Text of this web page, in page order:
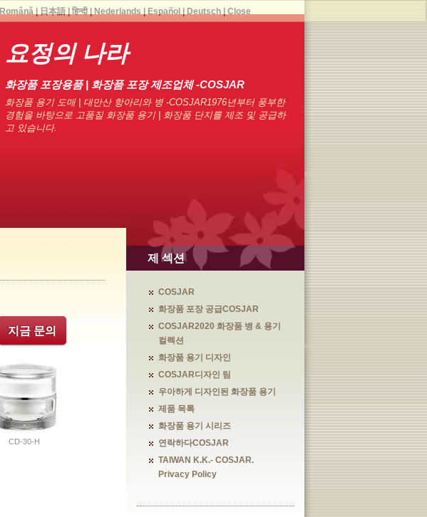
요정의 나라
화장품 포장용품 | 화장품 포장 제조업체 -COSJAR
화장품 용기 도매 | 대만산 항아리와 병 -COSJAR1976년부터 풍부한
경험을 바탕으로 고품질 화장품 용기 | 화장품 단지를 제조 및 공급하
고 있습니다.
지금 문의
CD-30-H
제 섹션
COSJAR
화장품 포장 공급COSJAR
COSJAR2020 화장품 병 & 용기
컬렉션
화장품 용기 디자인
COSJAR디자인 팀
우아하게 디자인된 화장품 용기
제품 목록
화장품 용기 시리즈
연락하다COSJAR
TAIWAN K.K.- COSJAR.
Privacy Policy
Română| 日本語| हिन्दी| Nederlands Español Deutsch| Close